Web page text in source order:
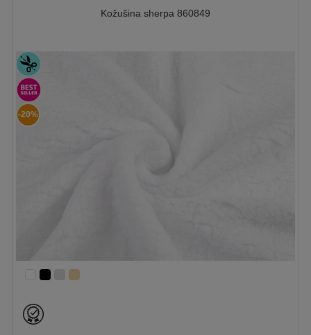
Kožušina sherpa 860849
-20%